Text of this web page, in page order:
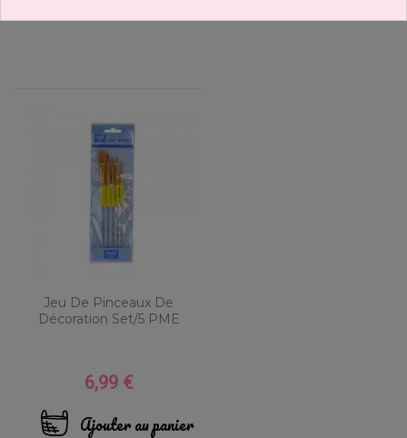
Jeu De Pinceaux De
Décoration Set/5 PME
Prix
6,99 €
Ajouter au panier